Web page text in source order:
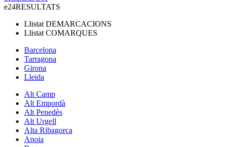
e24RESULTATS
Llistat DEMARCACIONS
Llistat COMARQUES
Barcelona
Tarragona
Girona
Lleida
Alt Camp
Alt Empordà
Alt Penedès
Alt Urgell
Alta Ribagorça
Anoia